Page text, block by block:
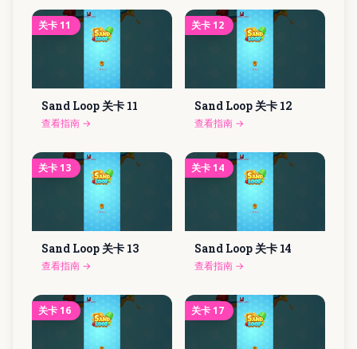
关卡11
Sand Loop 关卡 11
查看指南 →
关卡12
Sand Loop 关卡 12
查看指南 →
关卡13
Sand Loop 关卡 13
查看指南 →
关卡14
Sand Loop 关卡 14
查看指南 →
关卡16 关卡17